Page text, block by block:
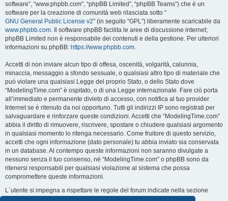
software”, “www.phpbb.com”, “phpBB Limited”, “phpBB Teams”) che è un
software per la creazione di comunità web rilasciata sotto “
GNU General Public License v2” (in seguito “GPL”) liberamente scaricabile da
www.phpbb.com. Il software phpBB facilita le aree di discussione internet;
phpBB Limited non è responsabile dei contenuti e della gestione. Per ulteriori
informazioni su phpBB: https://www.phpbb.com.
Accetti di non inviare alcun tipo di offesa, oscenità, volgarità, calunnia,
minaccia, messaggio a sfondo sessuale, o qualsiasi altro tipo di materiale che
può violare una qualsiasi Legge del proprio Stato, o dello Stato dove
“ModelingTime.com” è ospitato, o di una Legge internazionale. Fare ciò porta
all’immediato e permanente divieto di accesso, con notifica al tuo provider
Internet se è ritenuto da noi opportuno. Tutti gli indirizzi IP sono registrati per
salvaguardare e rinforzare queste condizioni. Accetti che “ModelingTime.com”
abbia il diritto di rimuovere, riscrivere, spostare o chiudere qualsiasi argomento
in qualsiasi momento lo ritenga necessario. Come fruitore di questo servizio,
accetti che ogni informazione (dato personale) tu abbia inviato sia conservata
in un database. Al contempo queste informazioni non saranno divulgate a
nessuno senza il tuo consenso, né “ModelingTime.com” o phpBB sono da
ritenersi responsabili per qualsiasi violazione al sistema che possa
compromettere queste informazioni.
L´utente si impegna a rispettare le regole del forum indicate nella sezione